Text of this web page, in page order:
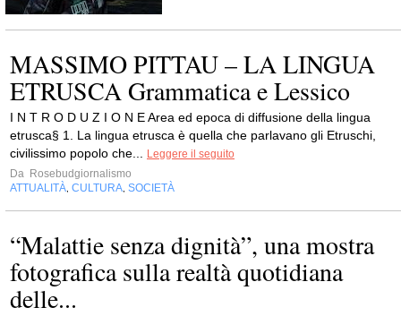
MASSIMO PITTAU – LA LINGUA
ETRUSCA Grammatica e Lessico
I N T R O D U Z I O N E Area ed epoca di diffusione della lingua
etrusca§ 1. La lingua etrusca è quella che parlavano gli Etruschi,
civilissimo popolo che...
Leggere il seguito
Da Rosebudgiornalismo
ATTUALITÀ CULTURA SOCIETÀ
“Malattie senza dignità”, una mostra
fotografica sulla realtà quotidiana
delle...